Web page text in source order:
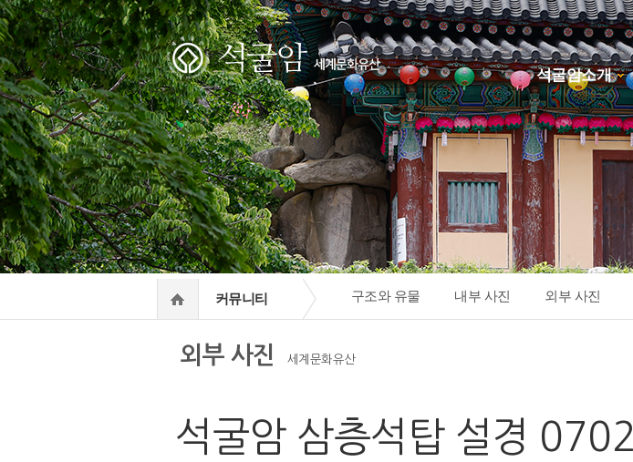
석굴암소개
하위분류
하위분류
하위분류
커뮤니티 구조와 유물 내부 사진 외부 사진
외부 사진 세계문화유산
석굴암 삼층석탑 설경 0702